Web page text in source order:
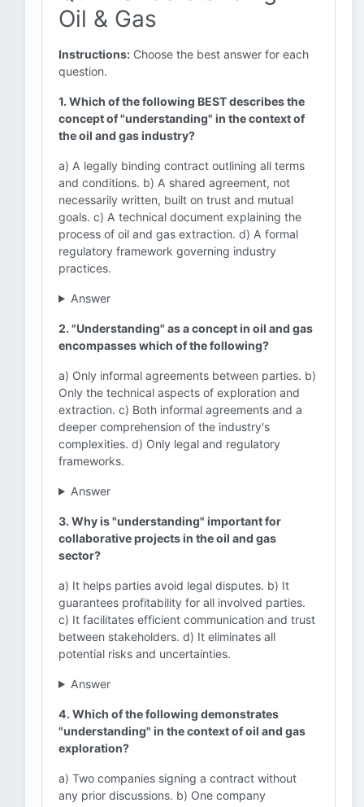
Oil & Gas
Instructions: Choose the best answer for each
question.
1. Which of the following BEST describes the
concept of "understanding" in the context of
the oil and gas industry?
a) A legally binding contract outlining all terms
and conditions. b) A shared agreement, not
necessarily written, built on trust and mutual
goals. c) A technical document explaining the
process of oil and gas extraction. d) A formal
regulatory framework governing industry
practices.
Answer
2. "Understanding" as a concept in oil and gas
encompasses which of the following?
a) Only informal agreements between parties. b)
Only the technical aspects of exploration and
extraction. c) Both informal agreements and a
deeper comprehension of the industry's
complexities. d) Only legal and regulatory
frameworks.
Answer
3. Why is "understanding" important for
collaborative projects in the oil and gas
sector?
a) It helps parties avoid legal disputes. b) It
guarantees profitability for all involved parties.
c) It facilitates efficient communication and trust
between stakeholders. d) It eliminates all
potential risks and uncertainties.
Answer
4. Which of the following demonstrates
"understanding" in the context of oil and gas
exploration?
a) Two companies signing a contract without
any prior discussions. b) One company